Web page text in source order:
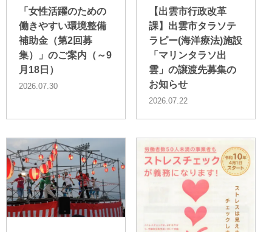
「女性活躍のための
働きやすい環境整備
補助金（第2回募
集）」のご案内（～9
月18日）
2026.07.30
【出雲市行政改革
課】出雲市タラソテ
ラピー(海洋療法)施設
「マリンタラソ出
雲」の譲渡先募集の
お知らせ
2026.07.22